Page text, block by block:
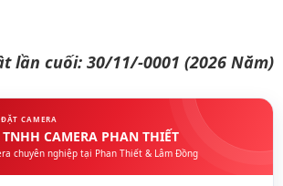
lần cuối: 30/11/-0001 (2026 Năm)
CAMERA
TNHH CAMERA PHAN THIẾT
chuyên nghiệp tại Phan Thiết & Lâm Đồng